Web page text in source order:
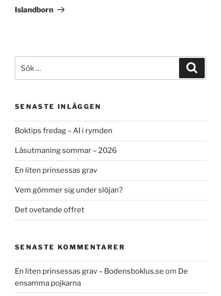
inlägg
Islandborn
efter:
SENASTE INLÄGGEN
Boktips fredag – AI i rymden
Läsutmaning sommar – 2026
En liten prinsessas grav
Vem gömmer sig under slöjan?
Det ovetande offret
SENASTE KOMMENTARER
En liten prinsessas grav – Bodensboklus.se om De
ensamma pojkarna